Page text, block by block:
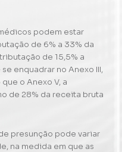
podem estar
de 6% a 33% da
de 15,5% a
enquadrar no Anexo III,
o Anexo V, a
de 28% da receita bruta
presunção pode variar
na medida em que as